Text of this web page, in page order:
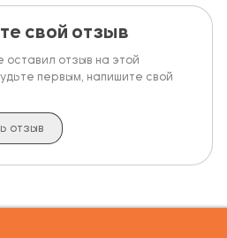
свой отзыв
оставил отзыв на этой
первым, напишите свой
отзыв